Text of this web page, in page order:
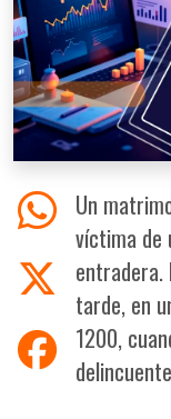
Un
víctima de
entradera.
tarde, en
1200,